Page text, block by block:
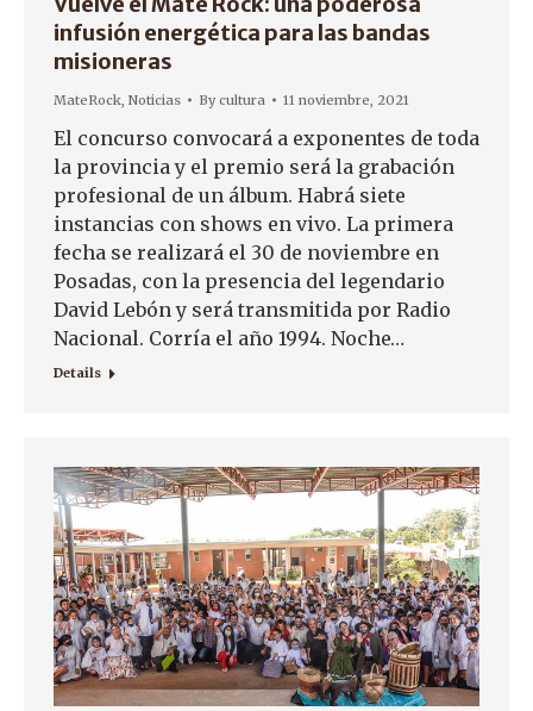
infusión energética para las bandas
misioneras
MateRock, Noticias Bycultura 11 noviembre, 2021
El concurso convocará a exponentes de toda
la provincia y el premio será la grabación
profesional de un álbum. Habrá siete
instancias con shows en vivo. La primera
fecha se realizará el 30 de noviembre en
Posadas, con la presencia del legendario
David Lebón y será transmitida por Radio
Nacional. Corría el año 1994. Noche…
Details